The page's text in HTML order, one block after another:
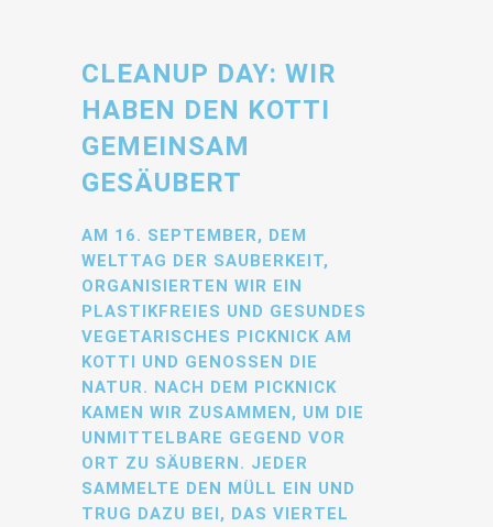
CLEANUP DAY: WIR
HABEN DEN KOTTI
GEMEINSAM
GESÄUBERT
AM 16. SEPTEMBER, DEM
WELTTAG DER SAUBERKEIT,
ORGANISIERTEN WIR EIN
PLASTIKFREIES UND GESUNDES
VEGETARISCHES PICKNICK AM
KOTTI UND GENOSSEN DIE
NATUR. NACH DEM PICKNICK
KAMEN WIR ZUSAMMEN, UM DIE
UNMITTELBARE GEGEND VOR
ORT ZU SÄUBERN. JEDER
SAMMELTE DEN MÜLL EIN UND
TRUG DAZU BEI, DAS VIERTEL